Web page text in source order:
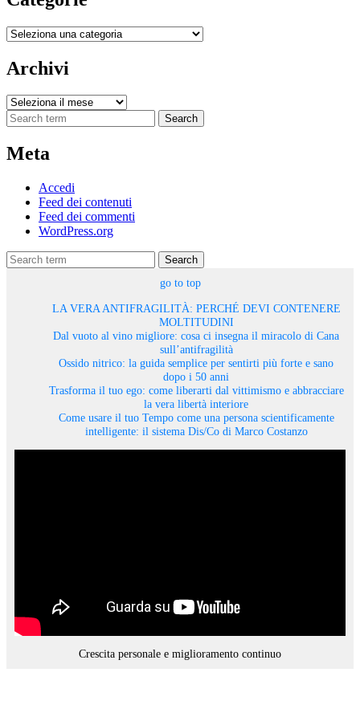
Categorie
Archivi
Archivi
Search
Meta
Accedi
Feed dei contenuti
Feed dei commenti
WordPress.org
Search
go to top
LA VERA ANTIFRAGILITÀ: PERCHÉ DEVI CONTENERE
MOLTITUDINI
Dal vuoto al vino migliore: cosa ci insegna il miracolo di Cana
sull’antifragilità
Ossido nitrico: la guida semplice per sentirti più forte e sano
dopo i 50 anni
Trasforma il tuo ego: come liberarti dal vittimismo e abbracciare
la vera libertà interiore
Come usare il tuo Tempo come una persona scientificamente
intelligente: il sistema Dis/Co di Marco Costanzo
Crescita personale e miglioramento continuo